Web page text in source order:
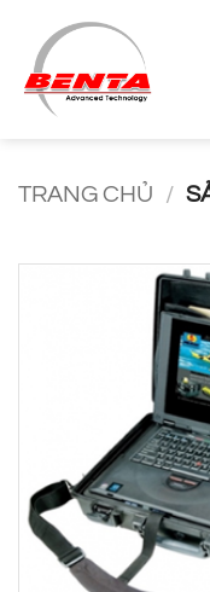
nội
dung
TRANG CHỦ /